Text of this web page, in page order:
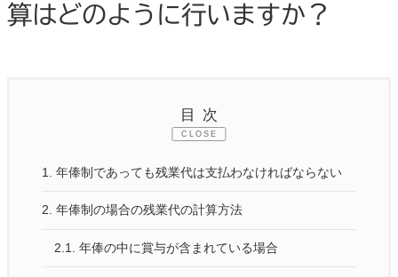
算はどのように行いますか？
目次
CLOSE
1. 年俸制であっても残業代は支払わなければならない
2. 年俸制の場合の残業代の計算方法
2.1. 年俸の中に賞与が含まれている場合